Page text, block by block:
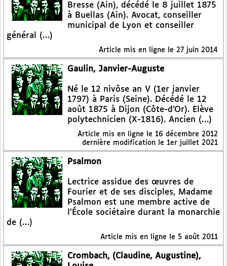
Bresse (Ain), décédé le 8 juillet 1875
à Buellas (Ain). Avocat, conseiller
municipal de Lyon et conseiller
général (…)
Article mis en ligne le 27 juin 2014
Gaulin, Janvier-Auguste
Né le 12 nivôse an V (1er janvier
1797) à Paris (Seine). Décédé le 12
août 1875 à Dijon (Côte-d’Or). Elève
polytechnicien (X-1816). Ancien (…)
Article mis en ligne le 16 décembre 2012
dernière modification le 1er juillet 2021
Psalmon
Lectrice assidue des œuvres de
Fourier et de ses disciples, Madame
Psalmon est une membre active de
l’École sociétaire durant la monarchie
de (…)
Article mis en ligne le 5 août 2011
Crombach, (Claudine, Augustine),